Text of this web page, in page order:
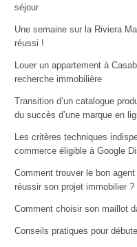
séjour
Une semaine sur la Riviera
réussi !
Louer un appartement à
recherche immobilière
Transition d’un catalogue
du succès d’une marque en
Les critères techniques
commerce éligible à Google
Comment trouver le bon
réussir son projet immobilier ?
Comment choisir son maillot
Conseils pratiques pour